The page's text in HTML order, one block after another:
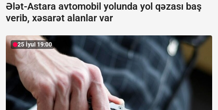
Ələt-Astara avtomobil yolunda yol qəzası baş
verib, xəsarət alanlar var
25 İyul 19:00